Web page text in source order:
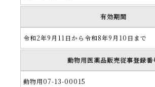
有効期間
令和2年9月11日から令和8年9月10日まで
動物用医薬品販売従事登録番
動物用07-13-00015